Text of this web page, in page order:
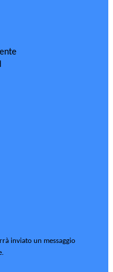
inviato un messaggio